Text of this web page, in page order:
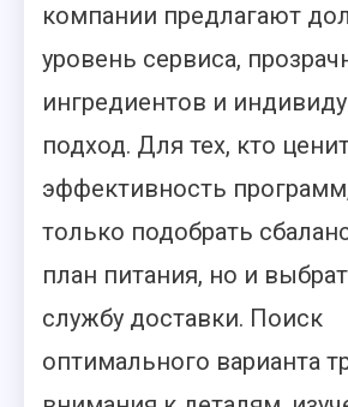
компании предлагают
уровень сервиса,
ингредиентов и
подход. Для тех, кто
эффективность
только подобрать
план питания, но и
службу доставки. Поиск
оптимального варианта